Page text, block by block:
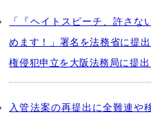
「『ヘイトスピーチ、許さ
めます！」署名を法務省に提
権侵犯申立を大阪法務局に提出
入管法案の再提出に全難連や